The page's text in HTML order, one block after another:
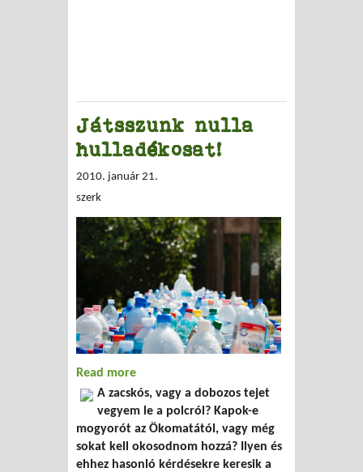
Játsszunk nulla
hulladékosat!
2010. január 21.
szerk
Read more
A zacskós, vagy a dobozos tejet
vegyem le a polcról? Kapok-e
mogyorót az Ökomatától, vagy még
sokat kell okosodnom hozzá? Ilyen és
ehhez hasonló kérdésekre keresik a